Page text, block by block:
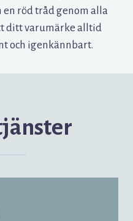
röd tråd genom alla
ditt varumärke alltid
och igenkännbart.